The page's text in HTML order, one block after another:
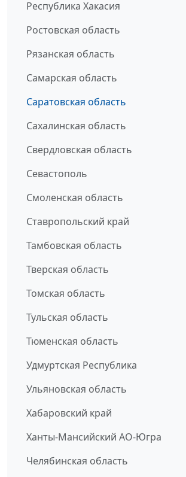
Республика Хакасия
Ростовская область
Рязанская область
Самарская область
Саратовская область
Сахалинская область
Свердловская область
Севастополь
Смоленская область
Ставропольский край
Тамбовская область
Тверская область
Томская область
Тульская область
Тюменская область
Удмуртская Республика
Ульяновская область
Хабаровский край
Ханты-Мансийский АО-Югра
Челябинская область